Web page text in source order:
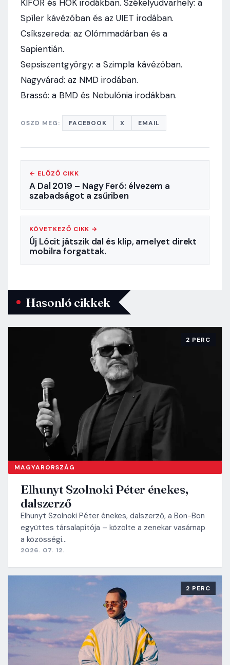
KIFOR és HÖK irodákban. Székelyudvarhely: a
Spíler kávézóban és az UIET irodában.
Csíkszereda: az Olómmadárban és a
Sapientián.
Sepsiszentgyörgy: a Szimpla kávézóban.
Nagyvárad: az NMD irodában.
Brassó: a BMD és Nebulónia irodákban.
OSZD MEG: FACEBOOK X EMAIL
← ELŐZŐ CIKK
A Dal 2019 – Nagy Feró: élvezem a
szabadságot a zsűriben
KÖVETKEZŐ CIKK →
Új Lócit játszik dal és klip, amelyet direkt
mobilra forgattak.
Hasonló cikkek
MAGYARORSZÁG
2 PERC
Elhunyt Szolnoki Péter énekes,
dalszerző
Elhunyt Szolnoki Péter énekes, dalszerző, a Bon-Bon
együttes társalapítója – közölte a zenekar vasárnap
a közösségi…
2026. 07. 12.
2 PERC